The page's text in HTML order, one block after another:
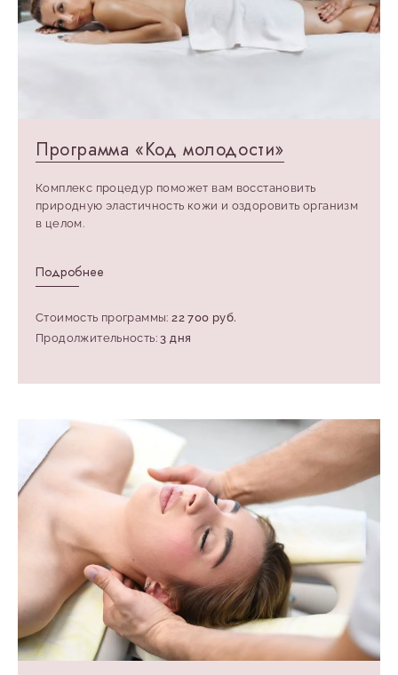
Программа «Код молодости»
Комплекс процедур поможет вам восстановить
природную эластичность кожи и оздоровить организм
в целом.
Подробнее
Стоимость программы: 22 700 руб.
Продолжительность:3 дня